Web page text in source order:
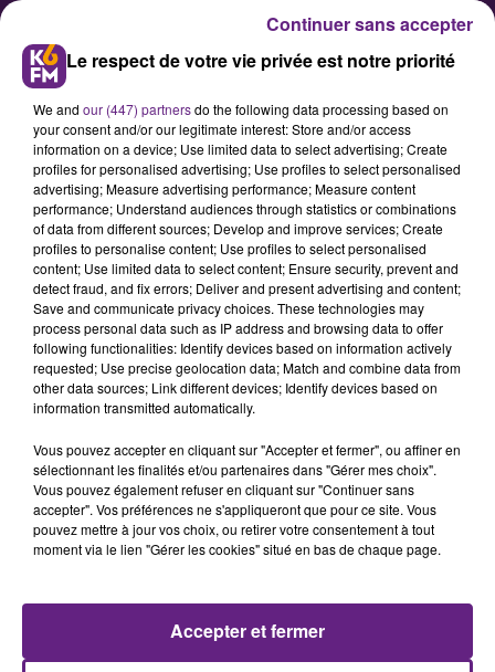
Dijon : neuf forums participatifs
animés par Nathalie Koenders
Les Dijonnaises et Dijonnais sont
conviés à neuf forums participatifs
animés par Nathalie Koenders, la
première adjointe au maire de
Publié : 16 janvier 2024 à 15h25 par la rédaction
Le respect de votre vie privée est notre priorité
We and our (447) partnersdo the following data processing based on
your consent and/or our legitimate interest: Store and/or access
information on a device; Use limited data to select advertising; Create
profiles for personalised advertising; Use profiles to select personalised
advertising; Measure advertising performance; Measure content
performance; Understand audiences through statistics or combinations
of data from different sources; Develop and improve services; Create
profiles to personalise content; Use profiles to select personalised
content; Use limited data to select content; Ensure security, prevent and
detect fraud, and fix errors; Deliver and present advertising and content;
Save and communicate privacy choices. These technologies may
process personal data such as IP address and browsing data to offer
following functionalities: Identify devices based on information actively
requested; Use precise geolocation data; Match and combine data from
other data sources; Link different devices; Identify devices based on
information transmitted automatically.
Vous pouvez accepter en cliquant sur "Accepter et fermer", ou affiner en
sélectionnant les finalités et/ou partenaires dans "Gérer mes choix".
Vous pouvez également refuser en cliquant sur "Continuer sans
accepter". Vos préférences ne s'appliqueront que pour ce site. Vous
pouvez mettre à jour vos choix, ou retirer votre consentement à tout
moment via le lien "Gérer les cookies" situé en bas de chaque page.
Accepter et fermer
Continuer sans accepter